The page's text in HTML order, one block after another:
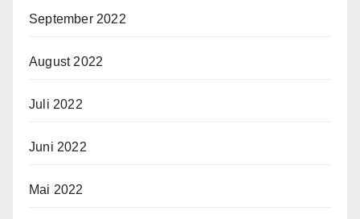
September 2022
August 2022
Juli 2022
Juni 2022
Mai 2022